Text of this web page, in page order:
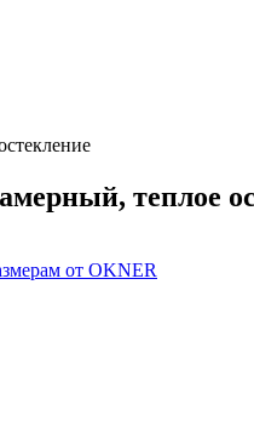
теплое